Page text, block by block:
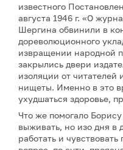
известного
августа 1946 г. «О
Шергина обвинили в
дореволюционного
извращении народной
закрылись двери
изоляции от читателей
нищеты. Именно в это
ухудшаться здоровье,
Что же помогало
выживать, но изо дня в
работать и